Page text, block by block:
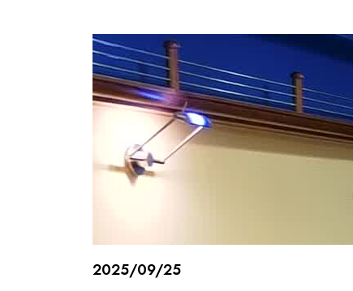
2025/09/25